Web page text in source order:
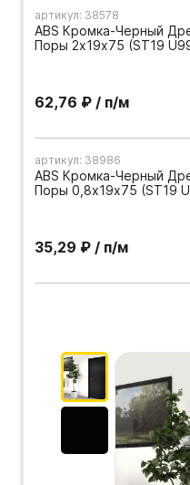
артикул: 38578
ABS Кромка-Черный
Поры 2х19х75 (ST19
62,76 ₽ / п/м
артикул: 38986
ABS Кромка-Черный
Поры 0,8х19х75 (ST19
35,29 ₽ / п/м